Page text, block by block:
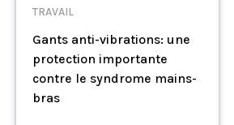
TRAVAIL
Gants anti-vibrations: une
protection importante
contre le syndrome mains-
bras